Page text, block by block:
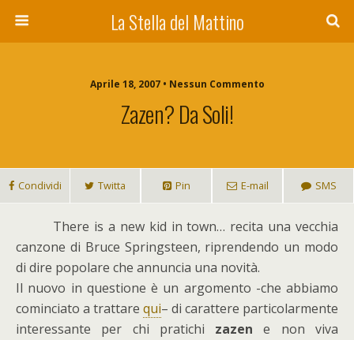
La Stella del Mattino
Aprile 18, 2007 • Nessun Commento
Zazen? Da Soli!
Condividi Twitta Pin E-mail SMS
There is a new kid in town… recita una vecchia
canzone di Bruce Springsteen, riprendendo un modo
di dire popolare che annuncia una novità.
Il nuovo in questione è un argomento -che abbiamo
cominciato a trattare qui– di carattere particolarmente
interessante per chi pratichi zazen e non viva